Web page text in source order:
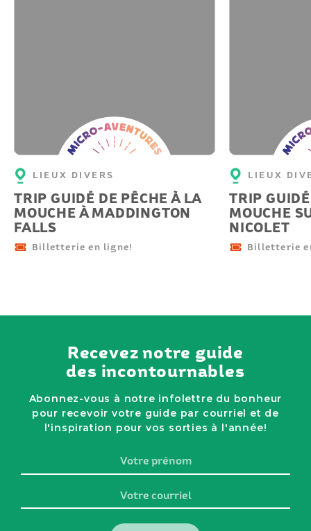
Micro-
aventure
LIEUX DIVERS
TRIP GUIDÉ DE PÊCHE À LA
MOUCHE À MADDINGTON
FALLS
Billetterie en ligne!
Micro-
LIEUX
TRIP
MOUCHE
NICOLET
Billetterie
Recevez notre guide
des incontournables
Abonnez-vous à notre infolettre du bonheur
pour recevoir votre guide par courriel et de
l'inspiration pour vos sorties à l'année!
prénom
courriel